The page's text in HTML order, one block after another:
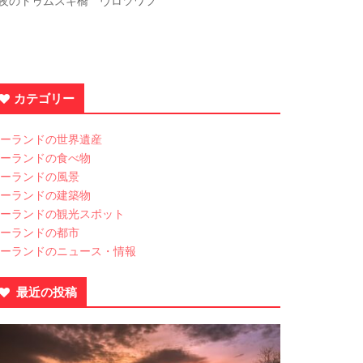
カテゴリー
ランドの世界遺産
ランドの食べ物
ランドの風景
ランドの建築物
ランドの観光スポット
ランドの都市
ランドのニュース・情報
最近の投稿